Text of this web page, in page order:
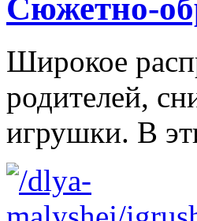
Сюжетно-
Широкое
родителей,
игрушки. В